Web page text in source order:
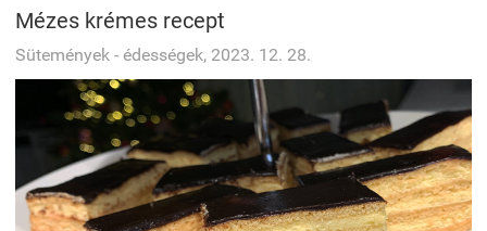
Mézes krémes recept
Sütemények - édességek, 2023. 12. 28.